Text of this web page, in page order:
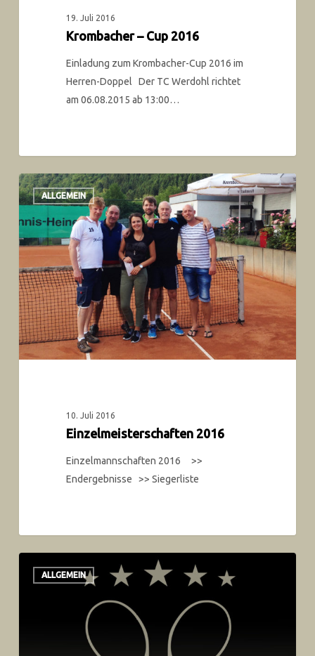
19. Juli 2016
Krombacher – Cup 2016
Einladung zum Krombacher-Cup 2016 im
Herren-Doppel Der TC Werdohl richtet
am 06.08.2015 ab 13:00…
ALLGEMEIN
10. Juli 2016
Einzelmeisterschaften 2016
Einzelmannschaften 2016 >>
Endergebnisse >> Siegerliste
ALLGEMEIN